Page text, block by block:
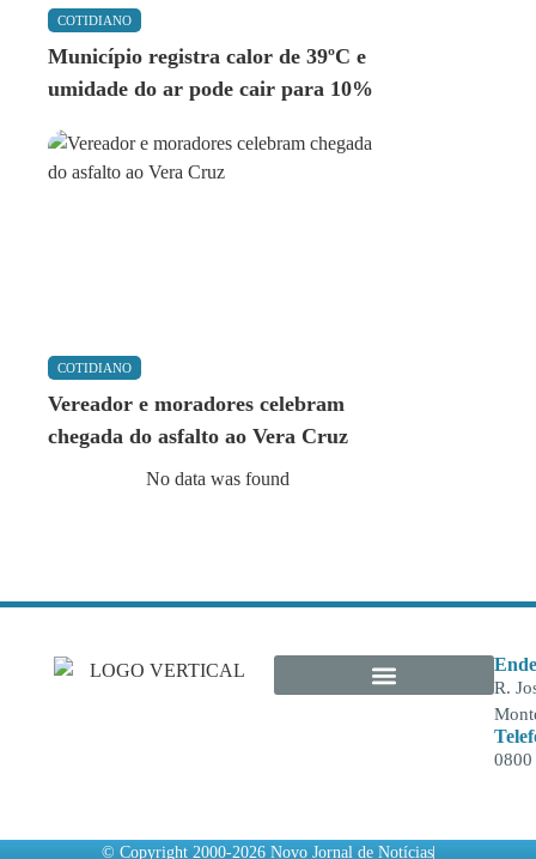
COTIDIANO
Município registra calor de 39ºC e
umidade do ar pode cair para 10%
COTIDIANO
Vereador e moradores celebram
chegada do asfalto ao Vera Cruz
No data was found
R.
0800
© Copyright 2000-2026 Novo Jornal de Notícias